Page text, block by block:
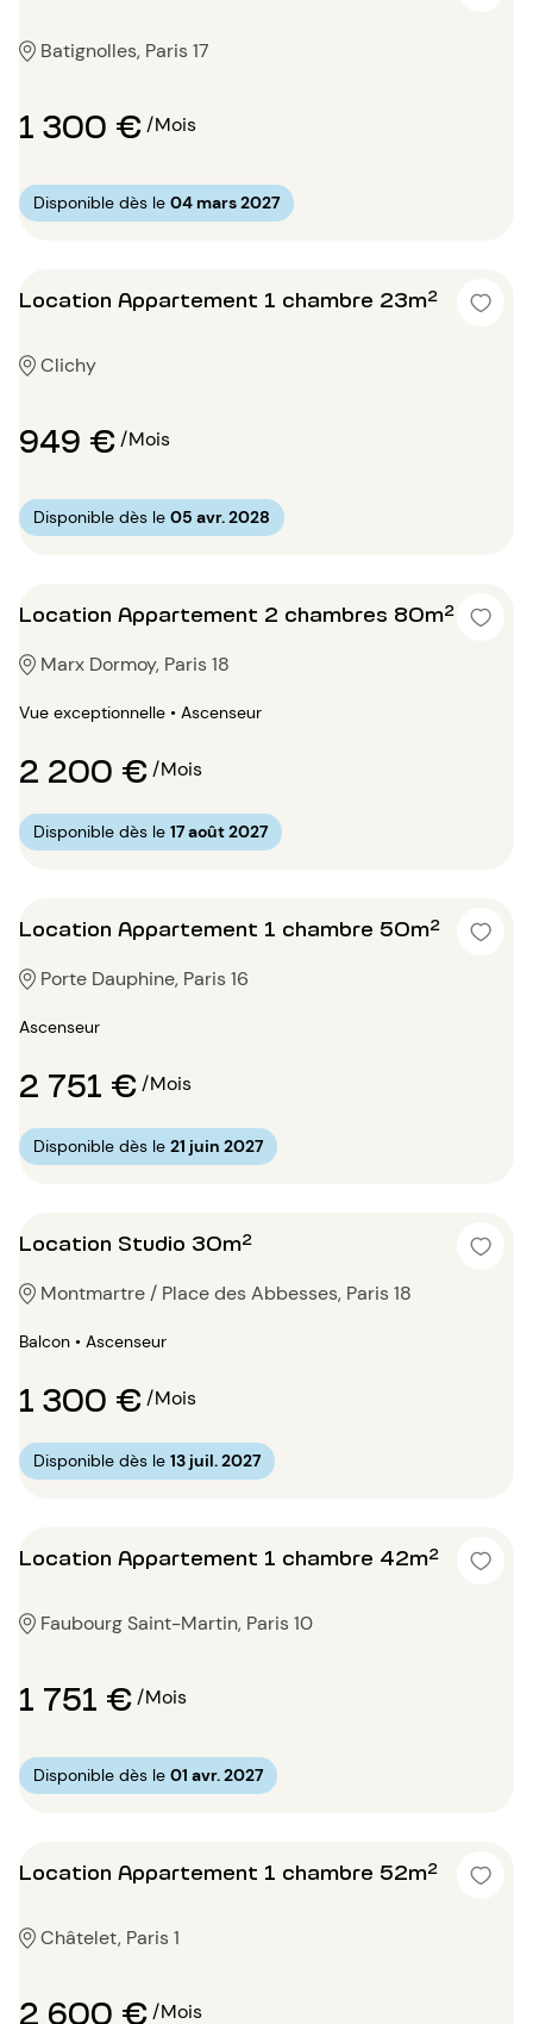
Batignolles, Paris 17
1 300 €/Mois
Disponible dès le 04 mars 2027
Location Appartement 1 chambre 23m²
Clichy
949 €/Mois
Disponible dès le 05 avr. 2028
Location Appartement 2 chambres 80m²
Marx Dormoy, Paris 18
Vue exceptionnelle • Ascenseur
2 200 €/Mois
Disponible dès le 17 août 2027
Location Appartement 1 chambre 50m²
Porte Dauphine, Paris 16
Ascenseur
2 751 €/Mois
Disponible dès le 21 juin 2027
Location Studio 30m²
Montmartre / Place des Abbesses, Paris 18
Balcon • Ascenseur
1 300 €/Mois
Disponible dès le 13 juil. 2027
Location Appartement 1 chambre 42m²
Faubourg Saint-Martin, Paris 10
1 751 €/Mois
Disponible dès le 01 avr. 2027
Location Appartement 1 chambre 52m²
Châtelet, Paris 1
2 600 €/Mois